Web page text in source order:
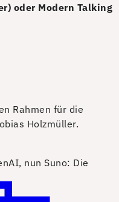
oder Modern Talking
Rahmen für die
Holzmüller.
nun Suno: Die